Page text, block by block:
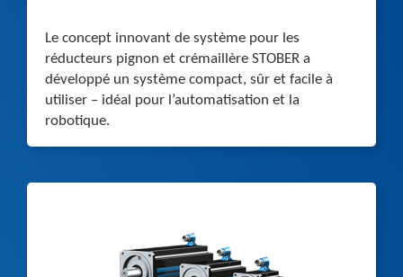
Le concept innovant de système pour les
réducteurs pignon et crémaillère STOBER a
développé un système compact, sûr et facile à
utiliser – idéal pour l’automatisation et la
robotique.